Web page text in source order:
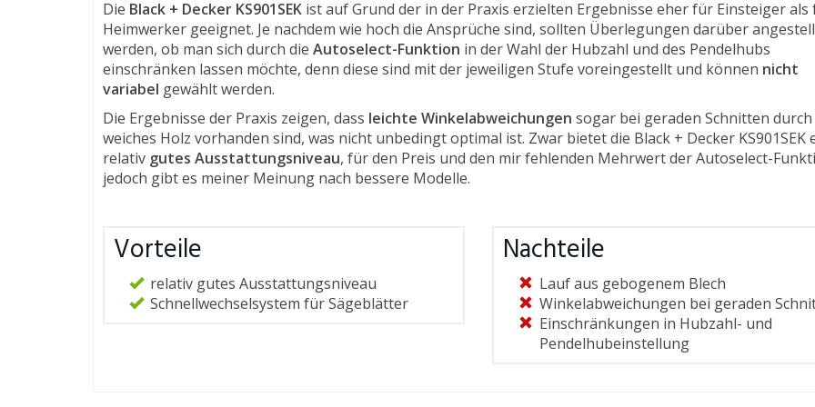
Die Black + Decker KS901SEK ist auf Grund der in der Praxis erzielten Ergebnisse eher für Einsteiger als
Heimwerker geeignet. Je nachdem wie hoch die Ansprüche sind, sollten Überlegungen darüber
werden, ob man sich durch die Autoselect-Funktion in der Wahl der Hubzahl und des Pendelhubs
einschränken lassen möchte, denn diese sind mit der jeweiligen Stufe voreingestellt und können nicht
variabel gewählt werden.
Die Ergebnisse der Praxis zeigen, dass leichte Winkelabweichungen sogar bei geraden Schnitten durch
weiches Holz vorhanden sind, was nicht unbedingt optimal ist. Zwar bietet die Black + Decker KS901SEK
relativ gutes Ausstattungsniveau, für den Preis und den mir fehlenden Mehrwert der Autoselect-
jedoch gibt es meiner Meinung nach bessere Modelle.
Vorteile
relativ gutes Ausstattungsniveau
Schnellwechselsystem für Sägeblätter
Nachteile
Lauf aus gebogenem Blech
Winkelabweichungen bei geraden
Einschränkungen in Hubzahl- und
Pendelhubeinstellung